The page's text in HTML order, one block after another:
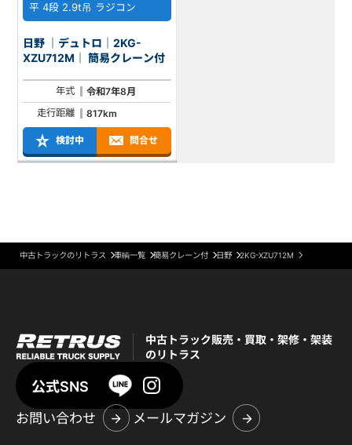
平 4段 2.9t吊 ラジコン
日野 ｜デュトロ｜2KG-
XZU712M｜ 簡易クレーン付
年式
令和7年8月
走行距離
817km
検討中 問合せ
中古トラックのリトラス 車輌一覧 簡易クレーン付 日野 2KG-XZU712M
中古トラック販売・買取・架修・架装
のリトラス
公式SNS
お問い合わせ
メールマガジン